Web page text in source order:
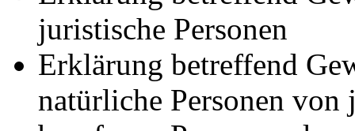
juristische Personen
Erklärung betreffend
natürliche Personen von